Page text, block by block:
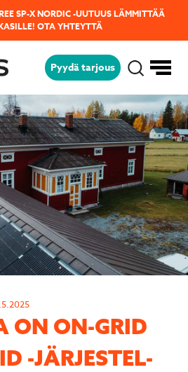
SP-X NORDIC -UUTUUS LÄMMITTÄÄ
OTA YHTEYTTÄ
Pyydä tarjous
ON ON-GRID
-JÄR­JES­TEL­
kysyttävää?
helposti tämän
niin vastaamme sinulle
pian!
Lähetä